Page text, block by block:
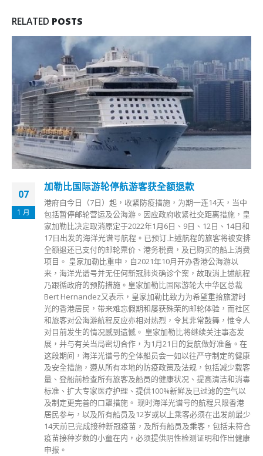
RELATED POSTS
07
1 月
加勒比国际游轮停航游客获全额退款
港府自今日（7日）起，收紧防疫措施，为期一连14天，当中
包括暂停邮轮营运及公海游。因应政府收紧社交距离措施，皇
家加勒比决定取消原定于2022年1月6日、9日、12日、14日和
17日出发的海洋光谱号航程。已预订上述航程的旅客将被安排
全额退还已支付的邮轮票价、港务税费，及已购买的船上消费
项目。 皇家加勒比重申，自2021年10月开办香港公海游以
来，海洋光谱号并无任何新冠肺炎确诊个案，故取消上述航程
乃跟循政府的预防措施。皇家加勒比国际游轮大中华区总裁
Bert Hernandez又表示，皇家加勒比致力为希望重拾旅游时
光的香港居民，带来难忘假期和屡获殊荣的邮轮体验，而社区
和旅客对公海游航程反应亦相对热烈，令其非常鼓舞，惟令人
对目前发生的情况感到遗憾。 皇家加勒比将继续关注事态发
展，并与有关当局密切合作，为1月21日的复航做好准备。在
这段期间，海洋光谱号的全体船员会一如以往严守制定的健康
及安全措施，遵从所有本地的防疫政策及法规，包括减少载客
量、登船前检查所有旅客及船员的健康状况、提高清洁和消毒
标准、扩大专家医疗护理、提供100%新鲜及已过滤的空气以
及制定更完善的口罩措施。 现时海洋光谱号的航程只限香港
居民参与，以及所有船员及12岁或以上乘客必须在出发前最少
14天前已完成接种新冠疫苗，及所有船员及乘客，包括未符合
疫苗接种岁数的小童在内，必须提供阴性检测证明和作出健康
申报。